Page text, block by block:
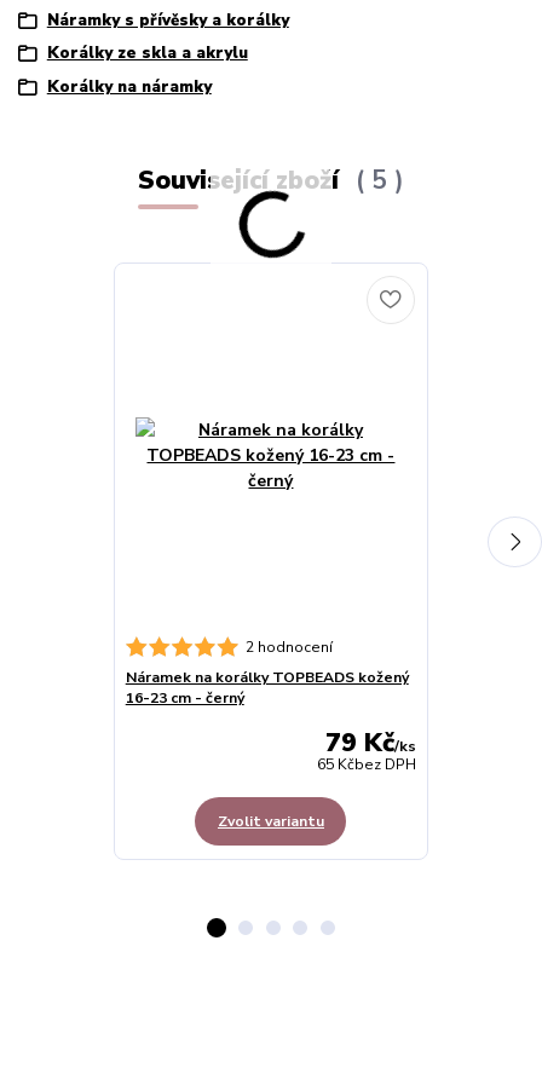
Náramky s přívěsky a korálky
Korálky ze skla a akrylu
Korálky na náramky
Související zboží 5
2 hodnocení
Náramek na korálky TOPBEADS kožený
16-23 cm - černý
79 Kč/ks
65 Kčbez DPH
Zvolit variantu